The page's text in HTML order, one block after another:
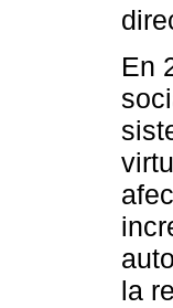
En
la